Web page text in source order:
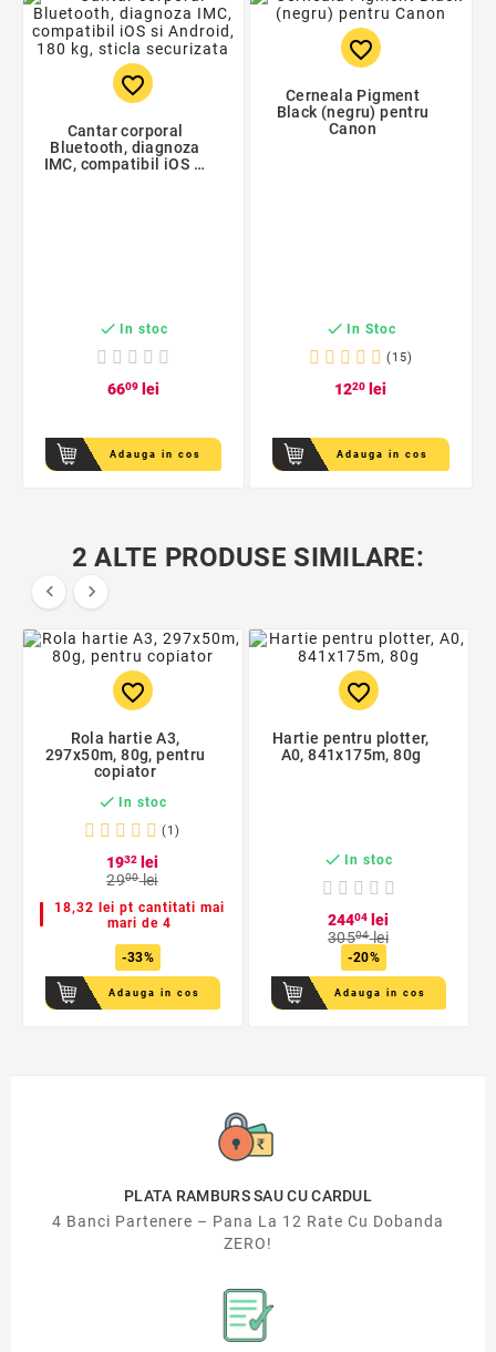
favorite_border
Cantar corporal
Bluetooth, diagnoza
IMC, compatibil iOS si
 In stoc
6609lei
Adauga in cos
favorite_border
Cerneala Pigment
Black (negru) pentru
Canon
 In Stoc
(15)
1220 lei
Adauga in cos
2 ALTE PRODUSE SIMILARE:
 
favorite_border
Rola hartie A3,
297x50m, 80g, pentru
copiator
 In stoc
(1)
1932
lei
2900lei
18,32 lei pt cantitati mai
mari de 4
-33%
Adauga in cos
favorite_border
Hartie pentru plotter,
A0, 841x175m, 80g
 In stoc
24404
lei
30504lei
-20%
Adauga in cos
PLATA RAMBURS SAU CU CARDUL
4 Banci Partenere – Pana La 12 Rate Cu Dobanda
ZERO!